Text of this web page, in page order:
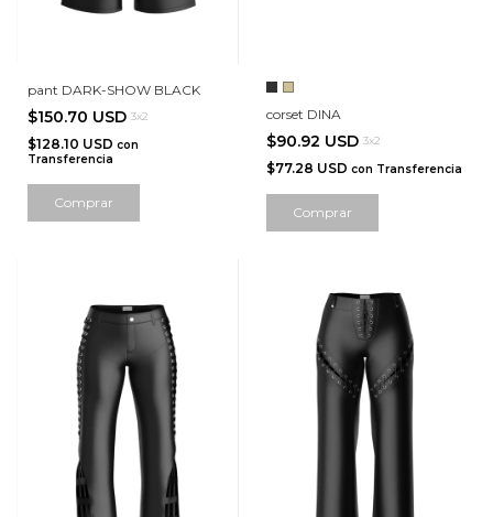
pant DARK-SHOW BLACK
$150.70 USD 3x2
$128.10 USD con
Transferencia
Comprar
corset DINA
$90.92 USD 3x2
$77.28 USD con Transferencia
Comprar